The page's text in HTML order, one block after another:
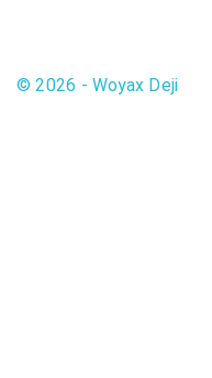
© 2026 - Woyax Deji